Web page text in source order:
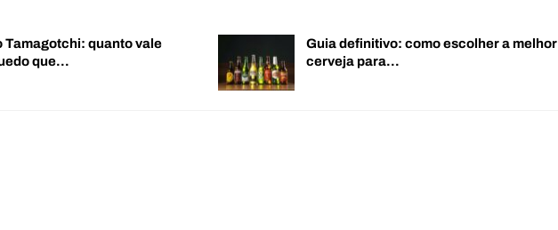
Tamagotchi: quanto vale
que…
Guia definitivo: como escolher a melhor
cerveja para…